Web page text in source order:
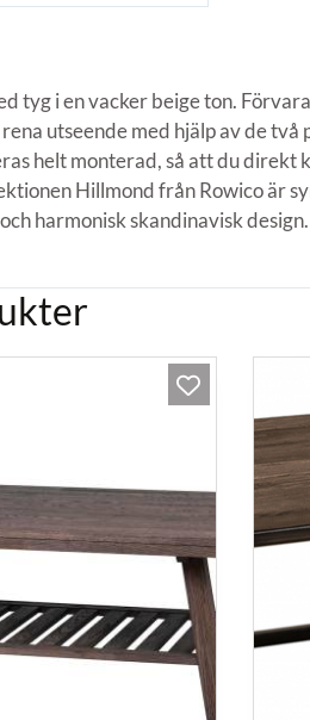
tyg i en vacker beige ton.
utseende med hjälp av de två
helt monterad, så att du direkt
Hillmond från Rowico är
harmonisk skandinavisk design.